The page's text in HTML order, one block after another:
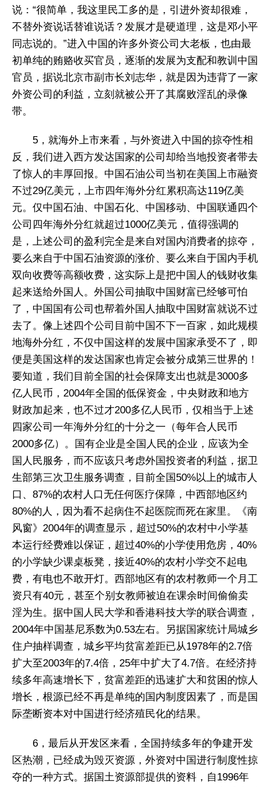
说：“很简单，我这里民工多的是，引进外资却很难，
不替外资说话替谁说话？发展才是硬道理，这是邓小平
同志说的。”进入中国的许多外资公司大老板，也由最
初单纯的贿赂收买官员，逐渐的发展为支配和教训中国
官员，据说北京市副市长刘志华，就是因为违背了一家
外资公司的利益，立刻就被公开了其腐败淫乱的录像
带。
5，就海外上市来看，与外资进入中国的掠夺性相
反，我们进入西方发达国家的公司却给当地投资者带去
了惊人的丰厚回报。中国石油公司当初在美国上市融资
不过29亿美元，上市四年海外分红累积高达119亿美
元。仅中国石油、中国石化、中国移动、中国联通四个
公司四年海外分红就超过1000亿美元，值得强调的
是，上述公司的盈利完全是来自对国内消费者的掠夺，
要么来自于中国石油资源的涨价、要么来自于国内手机
双向收费等高额收费，这实际上是把中国人的钱财收集
起来送给外国人。外国公司抽取中国财富已经够可怕
了，中国国有公司也帮着外国人抽取中国财富就说不过
去了。像上述四个公司目前中国不下一百家，如此规模
地海外分红，不仅中国这样的发展中国家承受不了，即
便是美国这样的发达国家也肯定会被分成第三世界的！
要知道，我们目前全国的社会保障支出也就是3000多
亿人民币，2004年全国的低保资金，中央财政和地方
财政加起来，也不过才200多亿人民币，仅相当于上述
四家公司一年海外分红的十分之一（每年合人民币
2000多亿）。国有企业是全国人民的企业，应该为全
国人民服务，而不应该只考虑外国投资者的利益，据卫
生部第三次卫生服务调查，目前全国50%以上的城市人
口、87%的农村人口无任何医疗保障，中西部地区约
80%的人，因为看不起病住不起医院而死在家里。《南
风窗》2004年的调查显示，超过50%的农村中小学基
本运行经费难以保证，超过40%的小学使用危房，40%
的小学缺少课桌板凳，接近40%的农村小学交不起电
费，有电也不敢开灯。西部地区有的农村教师一个月工
资只有40元，甚至个别女教师被迫在课余时间偷偷卖
淫为生。据中国人民大学和香港科技大学的联合调查，
2004年中国基尼系数为0.53左右。另据国家统计局城乡
住户抽样调查，城乡平均贫富差距已从1978年的2.7倍
扩大至2003年的7.4倍，25年中扩大了4.7倍。在经济持
续多年高速增长下，贫富差距的迅速扩大和贫困的惊人
增长，根源已经不再是单纯的国内制度因素了，而是国
际垄断资本对中国进行经济殖民化的结果。
6，最后从开发区来看，全国持续多年的争建开发
区热潮，已经成为毁灭资源，外资对中国进行制度性掠
夺的一种方式。据国土资源部提供的资料，自1996年